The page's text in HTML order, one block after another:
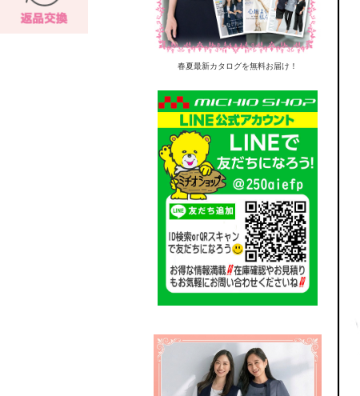
春夏最新カタログを無料お届け！